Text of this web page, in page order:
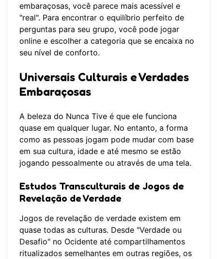
embaraçosas, você parece mais acessível e
"real". Para encontrar o equilíbrio perfeito de
perguntas para seu grupo, você pode jogar
online e escolher a categoria que se encaixa no
seu nível de conforto.
Universais Culturais e Verdades
Embaraçosas
A beleza do Nunca Tive é que ele funciona
quase em qualquer lugar. No entanto, a forma
como as pessoas jogam pode mudar com base
em sua cultura, idade e até mesmo se estão
jogando pessoalmente ou através de uma tela.
Estudos Transculturais de Jogos de
Revelação de Verdade
Jogos de revelação de verdade existem em
quase todas as culturas. Desde "Verdade ou
Desafio" no Ocidente até compartilhamentos
ritualizados semelhantes em outras regiões, os